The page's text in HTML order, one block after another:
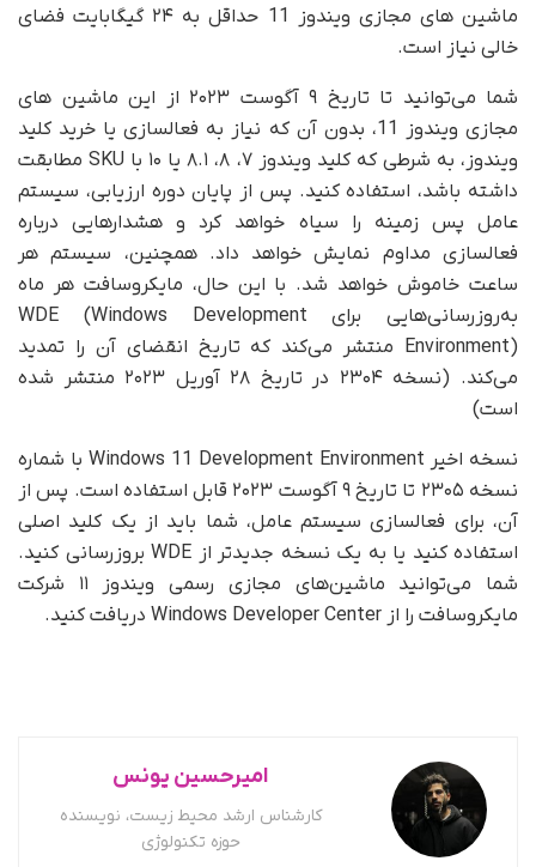
ماشین های مجازی ویندوز 11 حداقل به ۲۴ گیگابایت فضای
خالی نیاز است.
شما می‌توانید تا تاریخ ۹ آگوست ۲۰۲۳ از این ماشین های
مجازی ویندوز 11، بدون آن که نیاز به فعالسازی یا خرید کلید
ویندوز، به شرطی که کلید ویندوز ۷، ۸، ۸.۱ یا ۱۰ با SKU مطابقت
داشته باشد، استفاده کنید. پس از پایان دوره ارزیابی، سیستم
عامل پس زمینه را سیاه خواهد کرد و هشدارهایی درباره
فعالسازی مداوم نمایش خواهد داد. همچنین، سیستم هر
ساعت خاموش خواهد شد. با این حال، مایکروسافت هر ماه
به‌روزرسانی‌هایی برای WDE (Windows Development
Environment) منتشر می‌کند که تاریخ انقضای آن را تمدید
می‌کند. (نسخه ۲۳۰۴ در تاریخ ۲۸ آوریل ۲۰۲۳ منتشر شده
است)
نسخه اخیر Windows 11 Development Environment با شماره
نسخه ۲۳۰۵ تا تاریخ ۹ آگوست ۲۰۲۳ قابل استفاده است. پس از
آن، برای فعالسازی سیستم عامل، شما باید از یک کلید اصلی
استفاده کنید یا به یک نسخه جدیدتر از WDE بروزرسانی کنید.
شما می‌توانید ماشین‌های مجازی رسمی ویندوز ۱۱ شرکت
مایکروسافت را از Windows Developer Center دریافت کنید.
امیرحسین یونس
کارشناس ارشد محیط زیست، نویسنده
حوزه تکنولوژی